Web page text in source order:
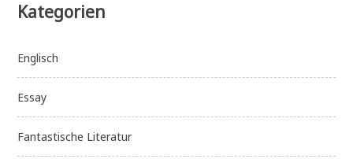
Kategorien
Englisch
Essay
Fantastische Literatur